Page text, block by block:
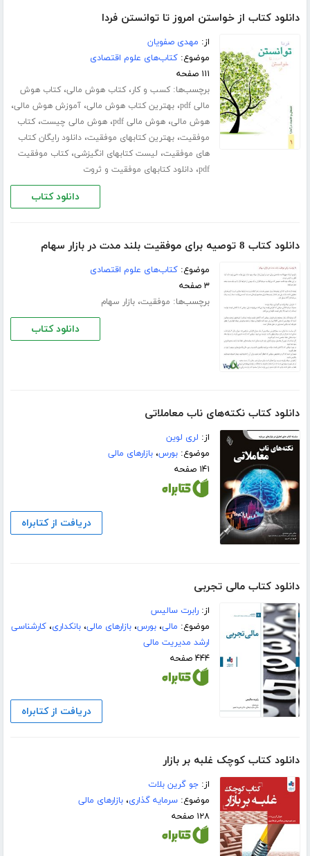
دانلود کتاب از خواستن امروز تا توانستن فردا
از: مهدی صفویان
موضوع:کتاب‌های علوم اقتصادی
۱۱۱ صفحه
برچسب‌ها:کسب و کار،کتاب هوش مالی،کتاب هوش
مالی pdf
،بهترین کتاب هوش مالی،آموزش هوش مالی،
هوش مالی،هوش مالی pdf ،هوش مالی چیست،کتاب
موفقیت،بهترین کتابهای موفقیت،دانلود رایگان کتاب
های موفقیت، لیست کتابهای انگیزشی،کتاب موفقیت
pdf،دانلود کتابهای موفقیت و ثروت
دانلود کتاب
دانلود کتاب 8 توصیه برای موفقیت بلند مدت در بازار سهام
موضوع:کتاب‌های علوم اقتصادی
۳ صفحه
برچسب‌ها: موفقیت،بازار سهام
دانلود کتاب
دانلود کتاب نکته‌های ناب معاملاتی
از: لری لوین
موضوع:بورس،بازارهای مالی
۱۴۱ صفحه
دریافت از کتابراه
دانلود کتاب مالی تجربی
از:رابرت سالیس
موضوع: مالی،بورس،بازارهای مالی،بانکداری،کارشناسی
ارشد مدیریت مالی
۴۴۴ صفحه
دریافت از کتابراه
دانلود کتاب کوچک غلبه بر بازار
از:جو گرین بلات
موضوع:سرمایه گذاری،بازارهای مالی
۱۲۸ صفحه